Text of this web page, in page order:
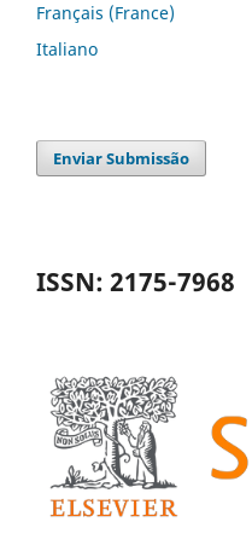
Français (France)
Italiano
Enviar Submissão
ISSN: 2175-7968